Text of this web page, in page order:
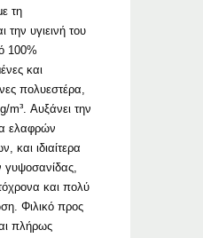
τη
την υγιεινή του
100%
και
πολυεστέρα,
m³. Αυξάνει την
ελαφρών
και ιδιαίτερα
και πολύ
Φιλικό προς
πλήρως